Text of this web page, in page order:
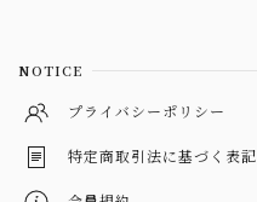
NOTICE
プライバシーポリシー
特定商取引法に基づく表記